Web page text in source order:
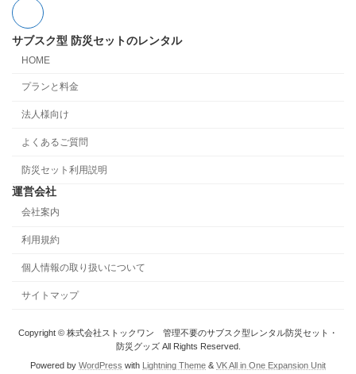
サブスク型 防災セットのレンタル
HOME
プランと料金
法人様向け
よくあるご質問
防災セット利用説明
運営会社
会社案内
利用規約
個人情報の取り扱いについて
サイトマップ
Copyright © 株式会社ストックワン 管理不要のサブスク型レンタル防災セット・
防災グッズ All Rights Reserved.
Powered by WordPress with Lightning Theme & VK All in One Expansion Unit